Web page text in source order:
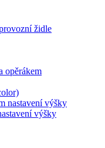
židle
opěrákem
nastavení výšky
výšky